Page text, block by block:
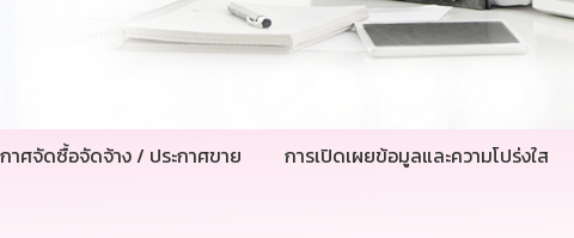
าศจัดซื้อจัดจ้าง / ประกาศขาย การเปิดเผยข้อมูลและความโปร่งใส